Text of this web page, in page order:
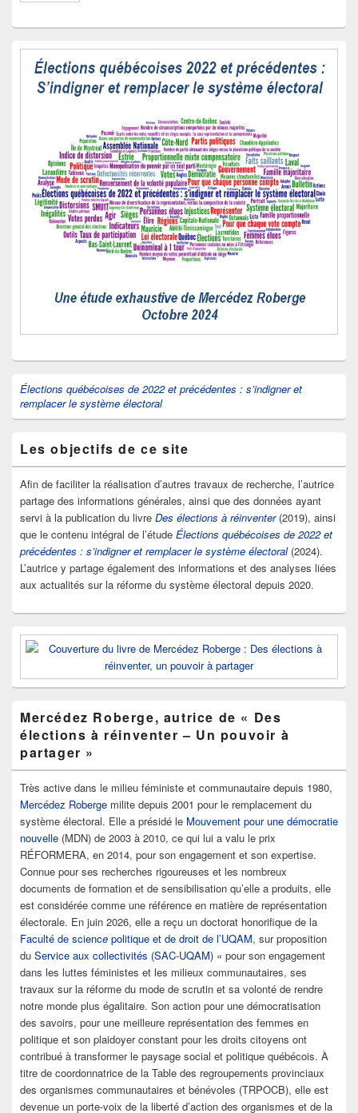
Élections québécoises de 2022 et précédentes : s’indigner et
remplacer le système électoral
Les objectifs de ce site
Afin de faciliter la réalisation d’autres travaux de recherche, l’autrice
partage des informations générales, ainsi que des données ayant
servi à la publication du livre Des élections à réinventer(2019), ainsi
que le contenu intégral de l’étude Élections québécoises de 2022 et
précédentes : s’indigner et remplacer le système électoral(2024).
L’autrice y partage également des informations et des analyses liées
aux actualités sur la réforme du système électoral depuis 2020.
Mercédez Roberge, autrice de « Des
élections à réinventer – Un pouvoir à
partager »
Très active dans le milieu féministe et communautaire depuis 1980,
Mercédez Roberge milite depuis 2001 pour le remplacement du
système électoral. Elle a présidé le Mouvement pour une démocratie
nouvelle (MDN) de 2003 à 2010, ce qui lui a valu le prix
RÉFORMERA, en 2014, pour son engagement et son expertise.
Connue pour ses recherches rigoureuses et les nombreux
documents de formation et de sensibilisation qu’elle a produits, elle
est considérée comme une référence en matière de représentation
électorale. En juin 2026, elle a reçu un doctorat honorifique de la
Faculté de science politique et de droit de l’UQAM, sur proposition
du Service aux collectivités (SAC-UQAM) « pour son engagement
dans les luttes féministes et les milieux communautaires, ses
travaux sur la réforme du mode de scrutin et sa volonté de rendre
notre monde plus égalitaire. Son action pour une démocratisation
des savoirs, pour une meilleure représentation des femmes en
politique et son plaidoyer constant pour les droits citoyens ont
contribué à transformer le paysage social et politique québécois. À
titre de coordonnatrice de la Table des regroupements provinciaux
des organismes communautaires et bénévoles (TRPOCB), elle est
devenue un porte-voix de la liberté d’action des organismes et de la